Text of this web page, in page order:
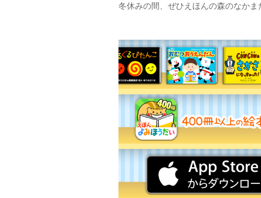
冬休みの間、ぜひえほんの森のなかま